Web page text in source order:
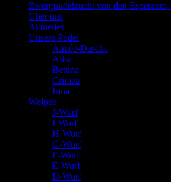
Zwergpudelzucht von den
Über uns
Aktuelles
Unsere Pudel
Aimée-Dascha
Alisa
Bettina
Crimea
Irina
Welpen
J-Wurf
I-Wurf
H-Wurf
G-Wurf
F-Wurf
E-Wurf
D-Wurf